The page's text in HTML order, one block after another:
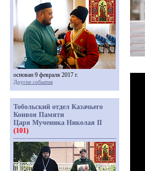
основан 9 февраля 2017 г.
Другие события
Тобольский отдел Казачьего
Конвоя Памяти
Царя Мученика Николая II
(101)